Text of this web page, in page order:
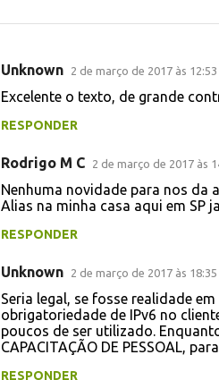
Unknown 2 de março de 2017 às 12:53
Excelente o texto, de grande
RESPONDER
Rodrigo M C 2 de março de 2017 às
Nenhuma novidade para nos da
Alias na minha casa aqui em SP
RESPONDER
Unknown 2 de março de 2017 às 18:35
Seria legal, se fosse realidade
obrigatoriedade de IPv6 no
poucos de ser utilizado.
CAPACITAÇÃO DE PESSOAL,
RESPONDER